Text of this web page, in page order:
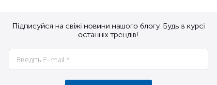
Підписуйся на свіжі новини нашого блогу. Будь в курсі
останніх трендів!